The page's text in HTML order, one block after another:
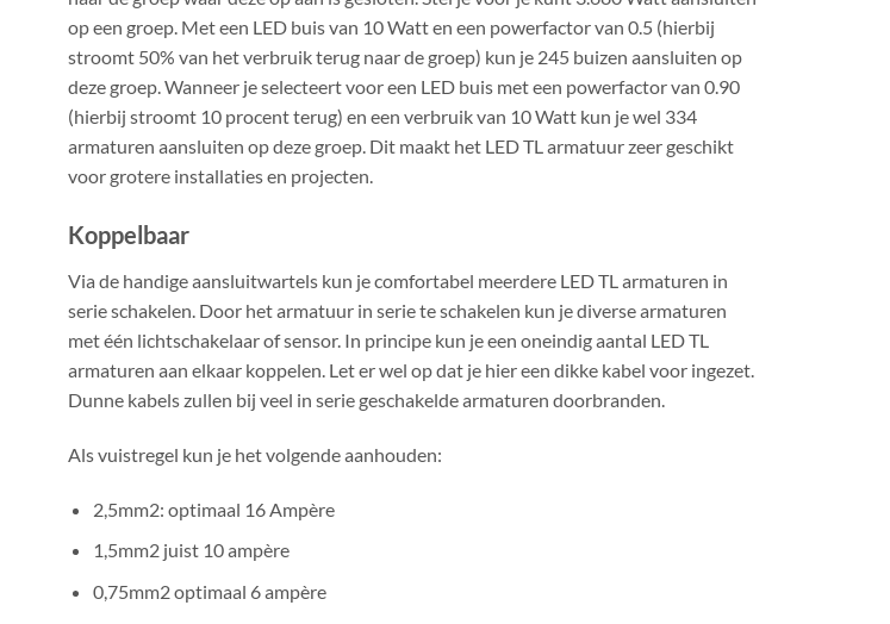
op een groep. Met een LED buis van 10 Watt en een powerfactor van 0.5 (hierbij
stroomt 50% van het verbruik terug naar de groep) kun je 245 buizen aansluiten op
deze groep. Wanneer je selecteert voor een LED buis met een powerfactor van 0.90
(hierbij stroomt 10 procent terug) en een verbruik van 10 Watt kun je wel 334
armaturen aansluiten op deze groep. Dit maakt het LED TL armatuur zeer geschikt
voor grotere installaties en projecten.
Koppelbaar
Via de handige aansluitwartels kun je comfortabel meerdere LED TL armaturen in
serie schakelen. Door het armatuur in serie te schakelen kun je diverse armaturen
met één lichtschakelaar of sensor. In principe kun je een oneindig aantal LED TL
armaturen aan elkaar koppelen. Let er wel op dat je hier een dikke kabel voor ingezet.
Dunne kabels zullen bij veel in serie geschakelde armaturen doorbranden.
Als vuistregel kun je het volgende aanhouden:
2,5mm2: optimaal 16 Ampère
1,5mm2 juist 10 ampère
0,75mm2 optimaal 6 ampère